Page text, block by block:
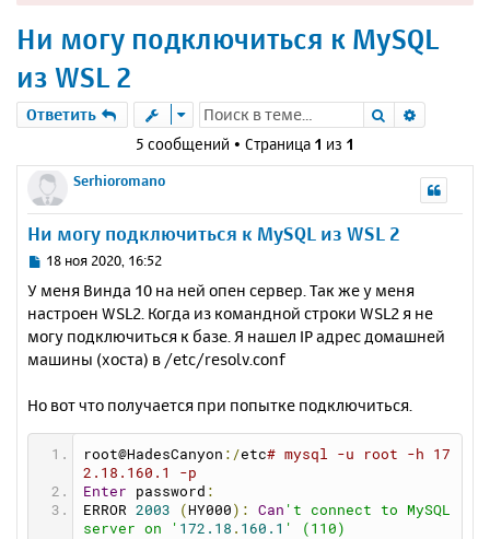
Ни могу подключиться к MySQL
из WSL 2
Ответить Поиск
5 сообщений • Страница 1 из 1
Serhioromano
Ни могу подключиться к MySQL из WSL 2
С
о
б
щ
е
е
18 ноя 2020, 16:52
У меня Винда 10 на ней опен сервер. Так же у меня
настроен WSL2. Когда из командной строки WSL2 я не
могу подключиться к базе. Я нашел IP адрес домашней
машины (хоста) в /etc/resolv.conf
Но вот что получается при попытке подключиться.
root@HadesCanyon :/etc# mysql -u root -h 17
2.18.160.1 -p
Enter password :
ERROR 2003 (HY000 ): Can 't connect to MySQL
server on ' 172.18 . 160.1 ' (110)